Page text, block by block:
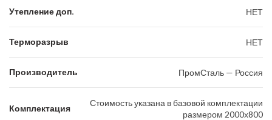
Утепление доп. НЕТ
Терморазрыв НЕТ
Производитель ПромСталь — Россия
Комплектация
Стоимость указана в базовой комплектации
размером 2000х800